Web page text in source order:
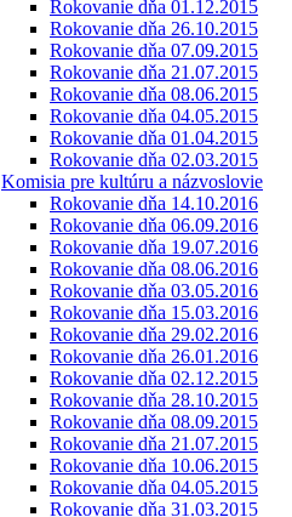
Rokovanie dňa 01.12.2015
Rokovanie dňa 26.10.2015
Rokovanie dňa 07.09.2015
Rokovanie dňa 21.07.2015
Rokovanie dňa 08.06.2015
Rokovanie dňa 04.05.2015
Rokovanie dňa 01.04.2015
Rokovanie dňa 02.03.2015
Komisia pre kultúru a názvoslovie
Rokovanie dňa 14.10.2016
Rokovanie dňa 06.09.2016
Rokovanie dňa 19.07.2016
Rokovanie dňa 08.06.2016
Rokovanie dňa 03.05.2016
Rokovanie dňa 15.03.2016
Rokovanie dňa 29.02.2016
Rokovanie dňa 26.01.2016
Rokovanie dňa 02.12.2015
Rokovanie dňa 28.10.2015
Rokovanie dňa 08.09.2015
Rokovanie dňa 21.07.2015
Rokovanie dňa 10.06.2015
Rokovanie dňa 04.05.2015
Rokovanie dňa 31.03.2015